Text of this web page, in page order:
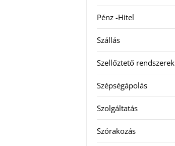
Pénz -Hitel
Szállás
Szellőztető rendszerek
Szépségápolás
Szolgáltatás
Szórakozás